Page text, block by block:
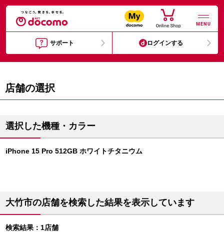
MENU
サポート ログインする
店舗の選択
選択した機種・カラー
iPhone 15 Pro 512GB ホワイトチタニウム
大竹市の店舗を検索した結果を表示しています
検索結果：1店舗